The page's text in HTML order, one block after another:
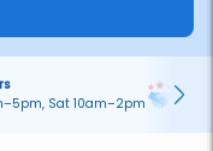
Sat 10am–2pm